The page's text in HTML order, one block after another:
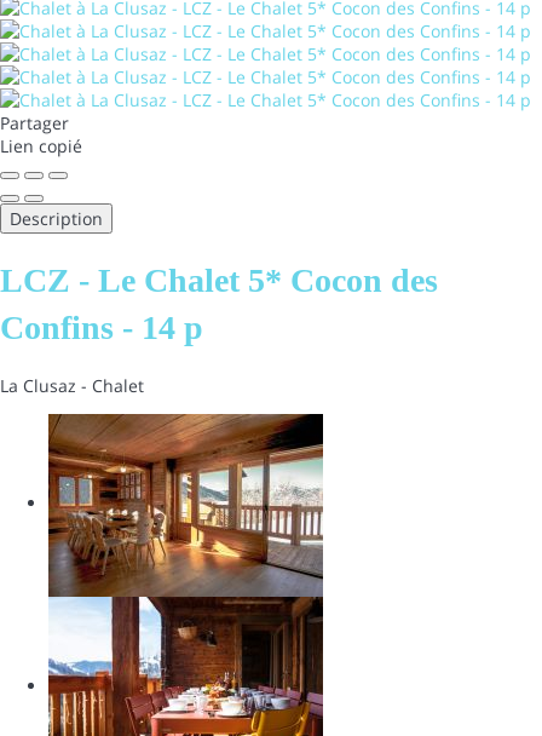
Partager
Lien copié
Description
LCZ - Le Chalet 5* Cocon des
Confins - 14 p
La Clusaz - Chalet